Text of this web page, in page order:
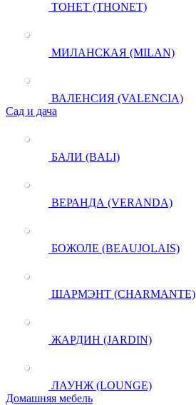
ТОНЕТ (THONET)
МИЛАНСКАЯ (MILAN)
ВАЛЕНСИЯ (VALENCIA)
Сад и дача
БАЛИ (BALI)
ВЕРАНДА (VERANDA)
БОЖОЛЕ (BEAUJOLAIS)
ШАРМЭНТ (CHARMANTE)
ЖАРДИН (JARDIN)
ЛАУНЖ (LOUNGE)
Домашняя мебель